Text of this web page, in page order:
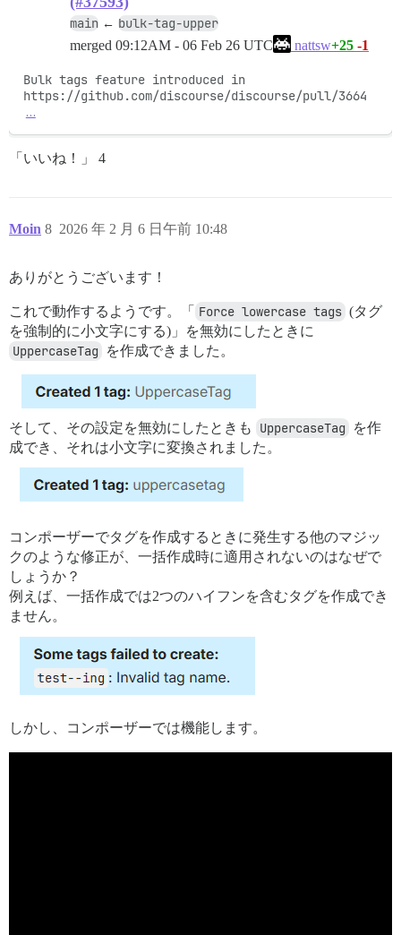
main ← bulk-tag-upper
merged 09:12AM - 06 Feb 26 UTC nattsw+25 -1
Bulk tags feature introduced in
https://github.com/discourse/discourse/pull/3664
…
「いいね！」 4
Moin 2026 年 2 月 6 日午前 10:48
8
ありがとうございます！
これで動作するようです。「 Force lowercase tags (タグ
を強制的に小文字にする)」を無効にしたときに
UppercaseTag を作成できました。
そして、その設定を無効にしたときも UppercaseTag
を作
成でき、それは小文字に変換されました。
コンポーザーでタグを作成するときに発生する他のマジッ
クのような修正が、一括作成時に適用されないのはなぜで
しょうか？
例えば、一括作成では2つのハイフンを含むタグを作成でき
ません。
しかし、コンポーザーでは機能します。